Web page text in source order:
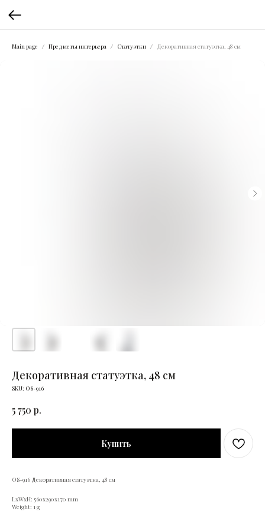
Main page Предметы интерьера Статуэтки Декоративная статуэтка, 48 см
Декоративная статуэтка, 48 см
SKU: OS-916
5 750 р.
Купить
OS-916 Декоративная статуэтка, 48 см
LxWxH: 560x290x170 mm
Weight: 1 g